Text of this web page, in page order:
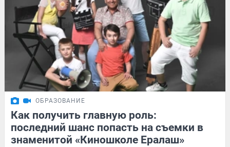
ОБРАЗОВАНИЕ
Как получить главную роль:
последний шанс попасть на съемки в
знаменитой «Киношколе Ералаш»